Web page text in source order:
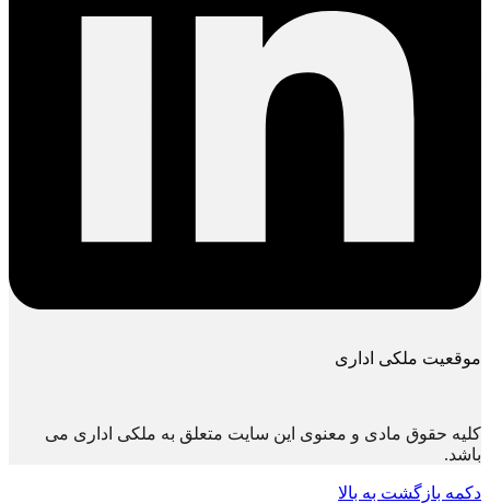
موقعیت ملکی اداری
کلیه حقوق مادی و معنوی این سایت متعلق به ملکی اداری می
باشد.
دکمه بازگشت به بالا